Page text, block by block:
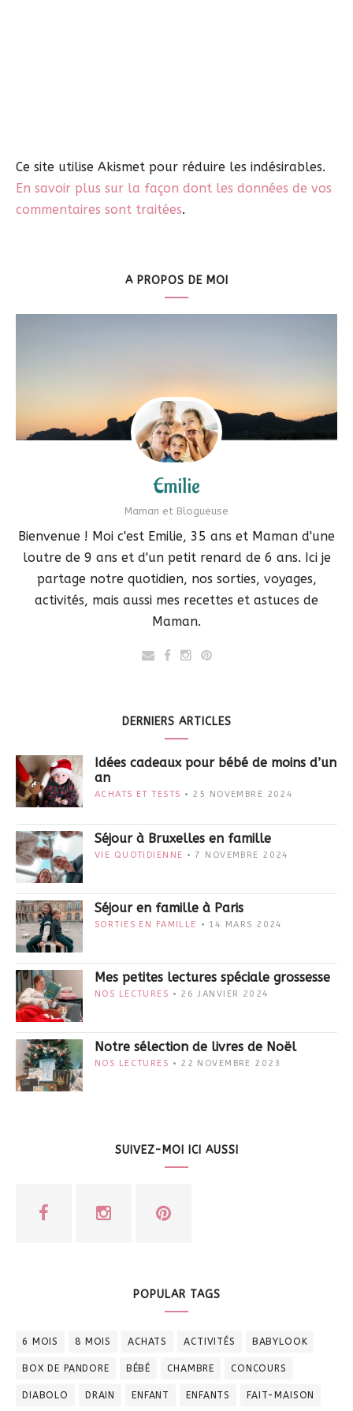
Ce site utilise Akismet pour réduire les indésirables.
En savoir plus sur la façon dont les données de vos
commentaires sont traitées.
A PROPOS DE MOI
Emilie
Maman et Blogueuse
Bienvenue ! Moi c'est Emilie, 35 ans et Maman d'une
loutre de 9 ans et d'un petit renard de 6 ans. Ici je
partage notre quotidien, nos sorties, voyages,
activités, mais aussi mes recettes et astuces de
Maman.
DERNIERS ARTICLES
Idées cadeaux pour bébé de moins d’un
an
ACHATS ET TESTS 25 NOVEMBRE 2024
Séjour à Bruxelles en famille
VIE QUOTIDIENNE 7 NOVEMBRE 2024
Séjour en famille à Paris
SORTIES EN FAMILLE 14 MARS 2024
Mes petites lectures spéciale grossesse
NOS LECTURES 26 JANVIER 2024
Notre sélection de livres de Noël
NOS LECTURES 22 NOVEMBRE 2023
SUIVEZ-MOI ICI AUSSI
POPULAR TAGS
6 MOIS 8 MOIS ACHATS ACTIVITÉS BABYLOOK
BOX DE PANDORE BÉBÉ CHAMBRE CONCOURS
DIABOLO DRAIN ENFANT ENFANTS FAIT-MAISON